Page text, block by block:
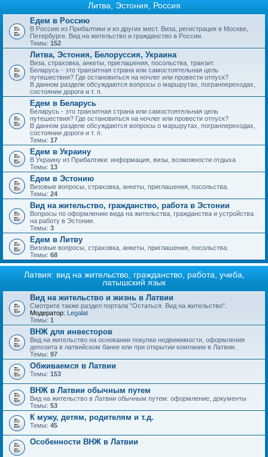
Литва, Эстония, Россия
Едем в Россию
В Россию из Прибалтики и из других мест. Виза, регистрация в Москве,
Петербурге. Вид на жительство и гражданство в России.
Темы: 152
Литва, Эстония, Белоруссия, Украина
Виза, страховка, анкеты, приглашения, посольства, транзит.
Беларусь - это транзитная страна или самостоятельная цель
путешествия? Где остановиться на ночлег или провести отпуск?
В данном разделе обсуждаются вопросы о маршрутах, погранпереходах,
состоянии дороги и т. п.
Едем в Беларусь
Беларусь - это транзитная страна или самостоятельная цель
путешествия? Где остановиться на ночлег или провести отпуск?
В данном разделе обсуждаются вопросы о маршрутах, погранпереходах,
состоянии дороги и т. п.
Темы: 17
Едем в Украину
В Украину из Прибалтики: информация, визы, возможности отдыха
Темы: 13
Едем в Эстонию
Визовые вопросы, страховка, анкеты, приглашения, посольства.
Темы: 24
Вид на жительство, гражданство, работа в Эстонии
Вопросы по оформлению вида на жительства, гражданства и устройства
на работу в Эстонии.
Темы: 3
Едем в Литву
Визовые вопросы, страховка, анкеты, приглашения, посольства.
Темы: 68
Латвия: вид на жительство, гражданство, работа, учеба,
латышский язык
Вид на жительство и жизнь в Латвии
Смотрите также раздел портала "Остаться. Вид на жительство".
Модератор:
Legalat
Темы: 1
ВНЖ для инвесторов
Вид на жительство на основании покупки недвижимости, оформления
депозита в латвийском банке или при открытии компании в Латвии.
Темы: 97
Обживаемся в Латвии
Темы: 153
ВНЖ в Латвии обычным путем
Вид на жительство в Латвии обычным путем: оформление, документы
Темы: 53
К мужу, детям, родителям и т.д.
Темы: 45
Особенности ВНЖ в Латвии